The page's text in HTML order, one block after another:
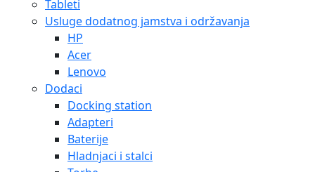
Tableti
Usluge dodatnog jamstva i održavanja
HP
Acer
Lenovo
Dodaci
Docking station
Adapteri
Baterije
Hladnjaci i stalci